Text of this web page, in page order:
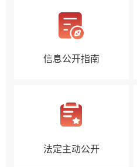
信息公开指南
法定主动公开